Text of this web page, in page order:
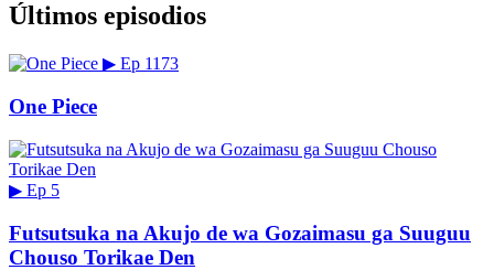
Últimos episodios
▶ Ep 1173
One Piece
▶ Ep 5
Futsutsuka na Akujo de wa Gozaimasu ga Suuguu
Chouso Torikae Den